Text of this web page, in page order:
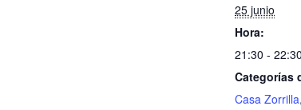
25 junio
Hora:
21:30 - 22:30
Categorías
Casa Zorrilla,